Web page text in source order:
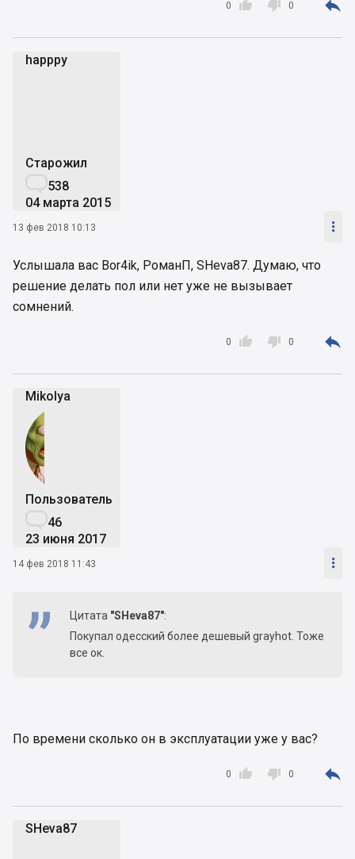

0  0 
happpy
Старожил
538
04 марта 2015
13 фев 2018 10:13 
Услышала вас Bor4ik, РоманП, SHeva87. Думаю, что
решение делать пол или нет уже не вызывает
сомнений.

0  0 
Mikolya
Пользователь
46
23 июня 2017
14 фев 2018 11:43 
Цитата "SHeva87":
Покупал одесский более дешевый grayhot. Тоже
все ок.
По времени сколько он в эксплуатации уже у вас?

0  0 
SHeva87